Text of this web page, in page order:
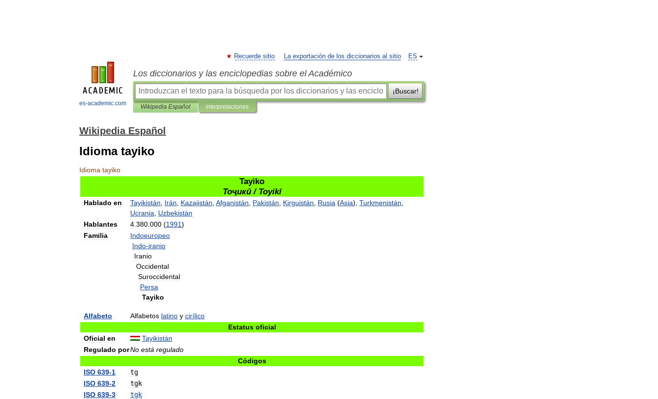
es-academic.com
ES
Recuerde sitio La exportación de los diccionarios al sitio
Los diccionarios y las enciclopedias sobre el Académico
¡Buscar!
Wikipedia Español interpretaciones
Wikipedia Español
Idioma tayiko
Idioma tayiko
Tayiko
Тоҷикӣ/ Toyikī
Hablado en Tayikistán Irán Kazajistán Afganistán Pakistán Kirguistán Rusia (Asia), Turkmenistán
Ucrania
Uzbekistán
Hablantes
4 380 000 (1991)
Familia
Indoeuropeo
Indo-iranio
Iranio
Occidental
Suroccidental
Persa
Tayiko
Alfabeto Alfabetos latino y cirílico
Estatus oficial
Oficial en
Tayikistán
Regulado porNo está regulado
Códigos
ISO 639-1
tg
ISO 639-2
tgk
ISO 639-3
tgk